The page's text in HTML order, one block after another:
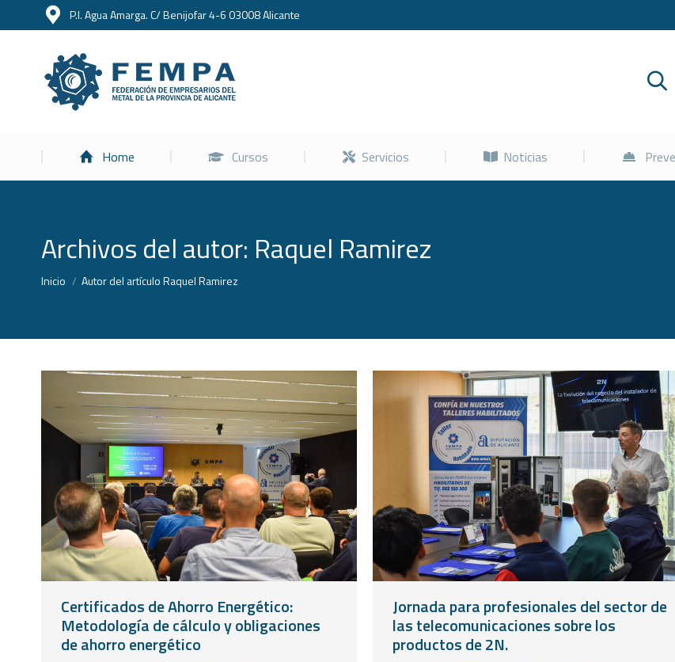
P.I. Agua Amarga. C/ Benijofar 4-6 03008 Alicante
Home Cursos Servicios Noticias
Archivos del autor: Raquel Ramirez
Estás aquí:
Inicio Autor del artículo Raquel Ramirez
Certificados de Ahorro Energético:
Metodología de cálculo y obligaciones
de ahorro energético
Jornada para profesionales del sector de
las telecomunicaciones sobre los
productos de 2N.
Home Cursos Servicios Noticias